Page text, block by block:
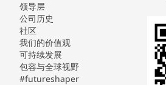
领导层
公司历史
社区
我们的价值观
可持续发展
包容与全球视野
#futureshaper